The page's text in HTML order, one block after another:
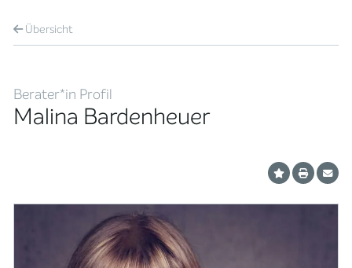
Übersicht
Berater*in Profil
Malina Bardenheuer